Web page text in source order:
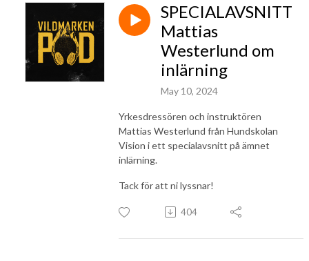
SPECIALAVSNITT
Mattias
Westerlund om
inlärning
May 10, 2024
Yrkesdressören och instruktören
Mattias Westerlund från Hundskolan
Vision i ett specialavsnitt på ämnet
inlärning.
Tack för att ni lyssnar!
404